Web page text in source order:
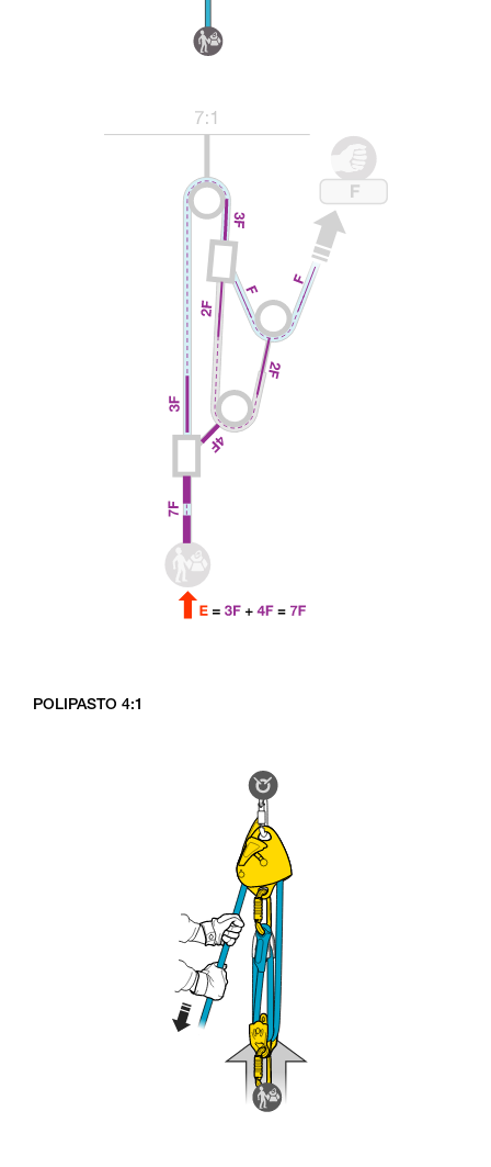
POLIPASTO 4:1